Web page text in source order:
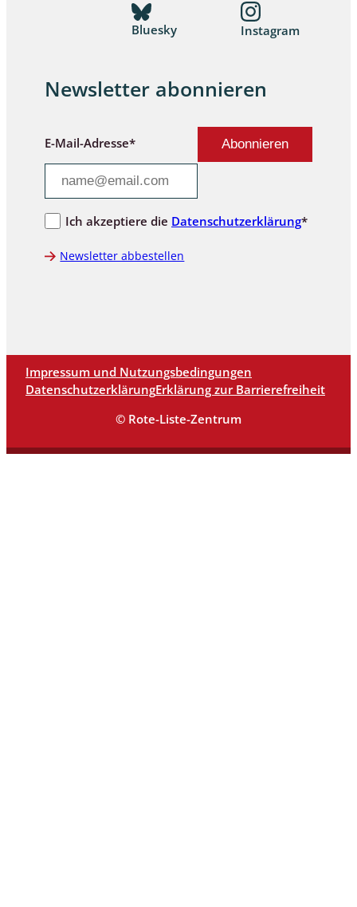
Bluesky Instagram
Newsletter abonnieren
E-Mail-Adresse*
Ich akzeptiere die Datenschutzerklärung*
Newsletter abbestellen
Impressum und Nutzungsbedingungen
DatenschutzerklärungErklärung zur Barrierefreiheit
© Rote-Liste-Zentrum